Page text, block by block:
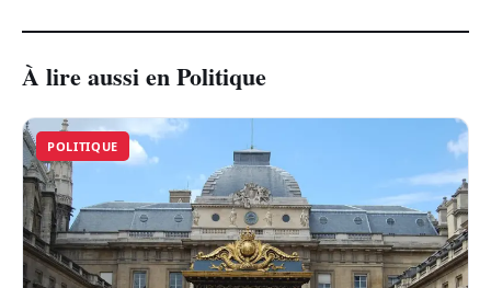
À lire aussi en Politique
POLITIQUE